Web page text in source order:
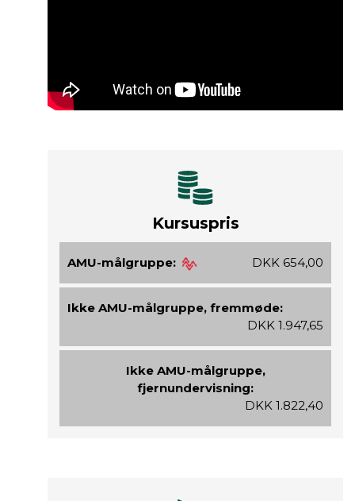
Kursuspris
AMU-målgruppe: DKK 654,00
Ikke AMU-målgruppe, fremmøde:
DKK 1.947,65
Ikke AMU-målgruppe,
fjernundervisning:
DKK 1.822,40